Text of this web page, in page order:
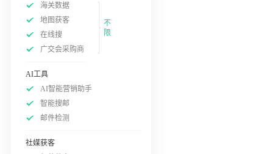
海关数据
地图获客
在线搜
广交会采购商
不
限
AI工具
AI智能营销助手
智能搜邮
邮件检测
社媒获客